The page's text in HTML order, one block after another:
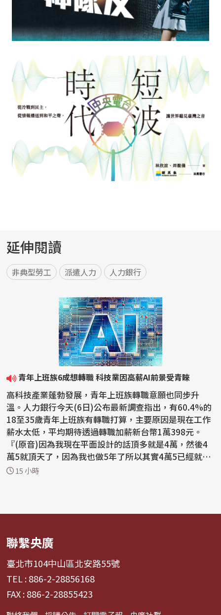
延伸閱讀
非典型勞工 派遣人力 人力銀行
青年上班族6成想轉職 科技業因高薪AI前景受青睞
高科技產業蓬勃發展，青年上班族轉職意願也同步升
溫。人力銀行今天(6日)公布最新調查指出，有60.4%的
18至35歲青年上班族有轉職打算，主要原因是現在工作
薪水太低，平均期待透過轉職加薪新台幣1萬398元。
『(原音)因為我現在平面設計的話頂多就是4萬，然後4
萬5就頂天了，因為我也做5年了所以其實4萬5已經就是
最多了，...
15 小時
聯繫央廣
臺北市104中山區北安路55號
TEL : 886-2-28856168
FAX : 886-2-28855423